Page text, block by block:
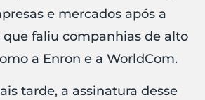
e mercados após a
faliu companhias de alto
a Enron e a WorldCom.
tarde, a assinatura desse